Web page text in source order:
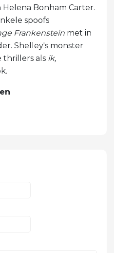
Helena Bonham Carter.
spoofs
Frankenstein met in
Shelley's monster
thrillers als ik,